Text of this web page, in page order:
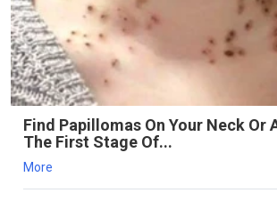
Find Papillomas On Your Neck Or
The First Stage Of...
More